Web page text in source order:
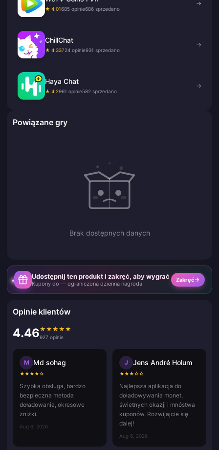
★ 4.01685 opinie686 sprzedano
→
ChillChat
★ 4.33724 opinie931 sprzedano
→
Haya Chat
★ 4.2961 opinie582 sprzedano
→
Powiązane gry
Brak dostępnych danych
Udostępnij ten produkt i zakręć, aby wygrać
Kupony do — ograniczona dzienna nagroda
Zakręć
Opinie klientów
4.46★ ★ ★ ★ ★
927 opinie
M Md sohag
★★★★☆
Szybka obsługa, bardzo
bezpieczna metoda
doładowania, okresowe
zniżki.
Aug 6, 2026
J Jens André Holum
★★★☆☆
Najlepsza aplikacja do
doładowywania monet,
świetnych okazji i mnóstwa
kuponów. Rozwijajcie się
dalej!
Aug 6, 2026